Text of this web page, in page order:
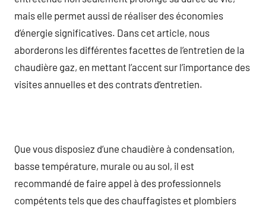
mais elle permet aussi de réaliser des économies
d’énergie significatives. Dans cet article, nous
aborderons les différentes facettes de l’entretien de la
chaudière gaz, en mettant l’accent sur l’importance des
visites annuelles et des contrats d’entretien.
Que vous disposiez d’une chaudière à condensation,
basse température, murale ou au sol, il est
recommandé de faire appel à des professionnels
compétents tels que des chauffagistes et plombiers